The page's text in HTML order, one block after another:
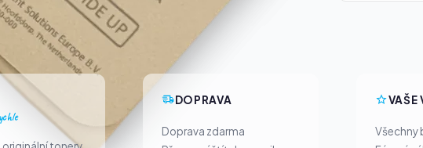
DOPRAVA
Doprava zdarma
VAŠE
Všechny